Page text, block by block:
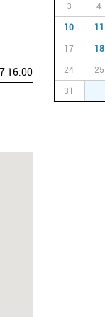
16:00
3 4
10 11
17 18
24 25
31